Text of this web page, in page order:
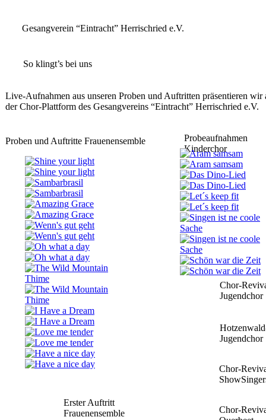
So klingt’s bei uns
Live-Aufnahmen aus unseren Proben und Auftritten präsentieren wir
der Chor-Plattform des Gesangvereins “Eintracht” Herrischried e.V.
Proben und Auftritte Frauenensemble
Probeaufnahmen
Kinderchor
Chor-
Erster Auftritt
Frauenensemble
Gesangverein “Eintracht” Herrischried e.V.
Chor-
Jugendchor
Jugendchor
Chor-